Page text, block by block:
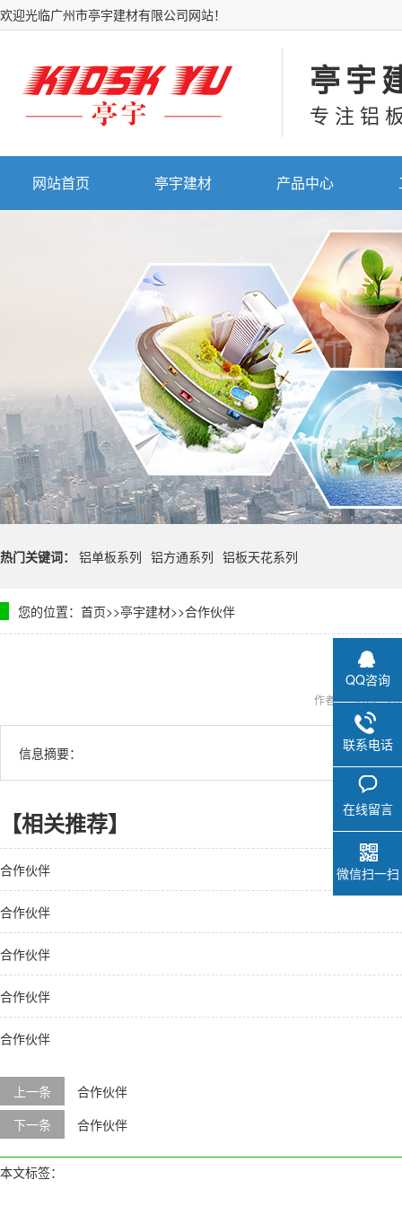
欢迎光临广州市亭宇建材有限公司网站！
亭宇
专注铝
网站首页 亭宇建材 产品中心
热门关键词： 铝单板系列 铝方通系列 铝板天花系列
您的位置： 首页>>亭宇建材>>合作伙伴
合
作者： 时间：
信息摘要：
【相关推荐】
合作伙伴
合作伙伴
合作伙伴
合作伙伴
合作伙伴
上一条
合作伙伴
下一条
合作伙伴
本文标签：
QQ咨询
联系电话
在线留言
微信扫一扫